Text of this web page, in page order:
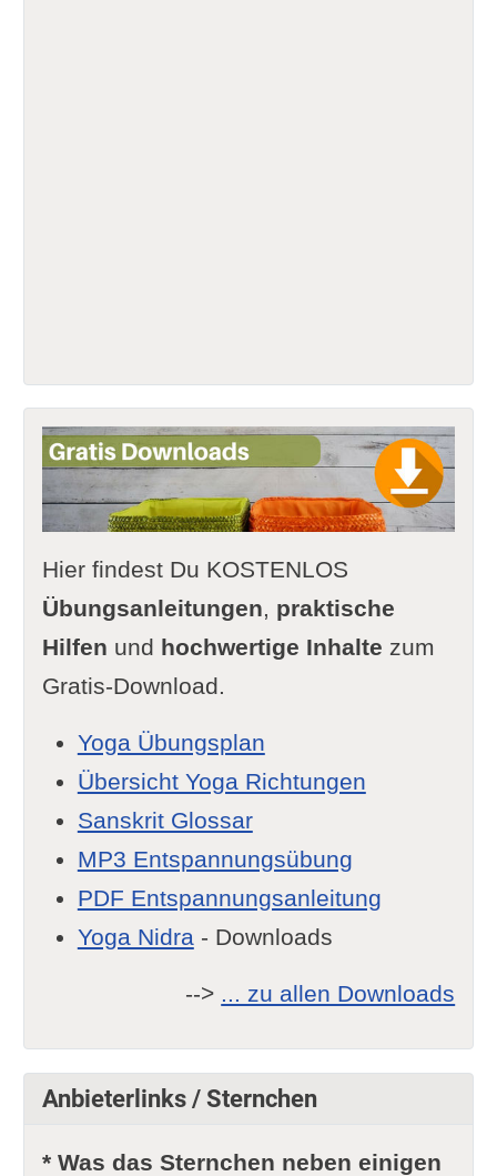
Hier findest Du KOSTENLOS
Übungsanleitungen, praktische
Hilfen und hochwertige Inhalte zum
Gratis-Download.
Yoga Übungsplan
Übersicht Yoga Richtungen
Sanskrit Glossar
MP3 Entspannungsübung
PDF Entspannungsanleitung
Yoga Nidra- Downloads
--> ... zu allen Downloads
Anbieterlinks / Sternchen
* Was das Sternchen neben einigen